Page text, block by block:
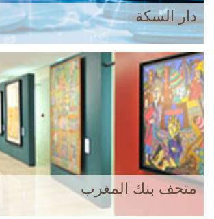
دار السكة
متحف بنك المغرب